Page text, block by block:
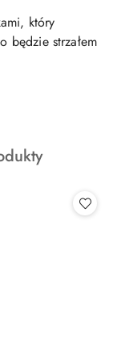
który
będzie strzałem